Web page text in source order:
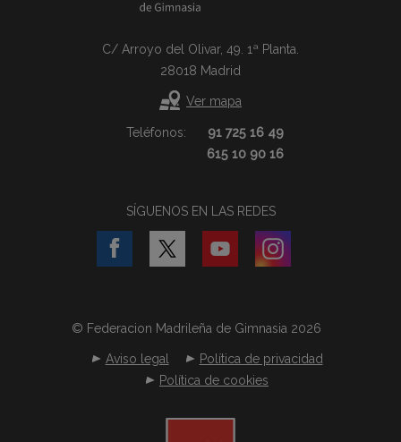
C/ Arroyo del Olivar, 49. 1ª Planta.
28018 Madrid
Ver mapa
Teléfonos:
91 725 16 49
615 10 90 16
SÍGUENOS EN LAS REDES
© Federacion Madrileña de Gimnasia 2026
Aviso legal
Política de privacidad
Política de cookies